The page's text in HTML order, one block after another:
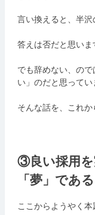
言い換えると、半
答えは否だと思いま
でも辞めない、の
い」のだと思ってい
そんな話を、これか
③良い採用を
「夢」である
ここからようやく本